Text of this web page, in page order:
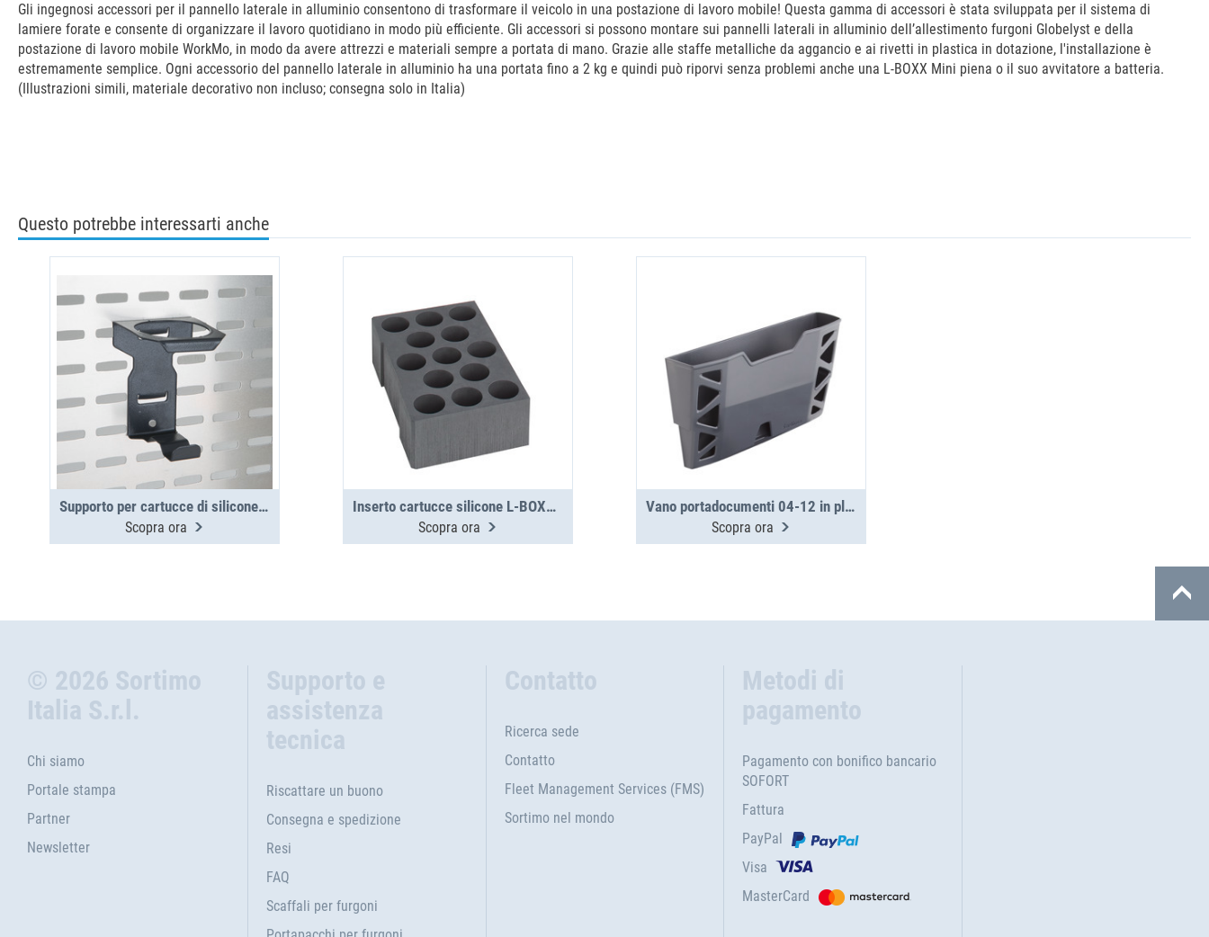
Gli ingegnosi accessori per il pannello laterale in alluminio consentono di trasformare il veicolo in una postazione di lavoro mobile! Questa gamma di accessori è stata sviluppata per il sistema di
lamiere forate e consente di organizzare il lavoro quotidiano in modo più efficiente. Gli accessori si possono montare sui pannelli laterali in alluminio dell’allestimento furgoni Globelyst e della
postazione di lavoro mobile WorkMo, in modo da avere attrezzi e materiali sempre a portata di mano. Grazie alle staffe metalliche da aggancio e ai rivetti in plastica in dotazione, l'installazione è
estremamente semplice. Ogni accessorio del pannello laterale in alluminio ha una portata fino a 2 kg e quindi può riporvi senza problemi anche una L-BOXX Mini piena o il suo avvitatore a batteria.
(Illustrazioni simili, materiale decorativo non incluso; consegna solo in Italia)
Questo potrebbe interessarti anche
Supporto per cartucce di silicone 53 pannello laterale
Scopra ora
Inserto cartucce silicone L-BOXX 374 G
Scopra ora
Vano portadocumenti 04-12 in plastica senza materiale di fissaggio
Scopra ora
© 2026 Sortimo
Italia S.r.l.
Chi siamo
Portale stampa
Partner
Newsletter
Supporto e
assistenza
tecnica
Riscattare un buono
Consegna e spedizione
Resi
FAQ
Scaffali per furgoni
Contatto
Ricerca sede
Contatto
Fleet Management Services (FMS)
Sortimo nel mondo
Metodi di
pagamento
Pagamento con bonifico bancario
SOFORT
Fattura
PayPal
Visa
MasterCard